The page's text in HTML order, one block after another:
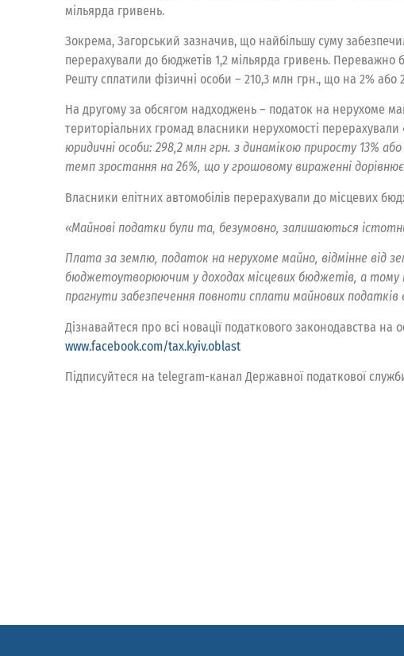
мільярда гривень.
Зокрема, Загорський зазначив, що найбільшу суму
перерахували до бюджетів 1,2 мільярда гривень. Переважно
Решту сплатили фізичні особи – 210,3 млн грн., що на 2%
На другому за обсягом надходжень – податок на нерухоме
територіальних громад власники нерухомості
юридичні особи: 298,2 млн грн. з динамікою приросту 13%
темп зростання на 26%, що у грошовому вираженні дорівнює
Власники елітних автомобілів перерахували до місцевих
«Майнові податки були та, безумовно, залишаються
Плата за землю, податок на нерухоме майно, відмінне від
бюджетоутворюючим у доходах місцевих бюджетів, а тому
прагнути забезпечення повноти сплати майнових
Дізнавайтеся про всі новації податкового законодавства на
www.facebook.com/tax.kyiv.oblast
Підписуйтеся на telegram-канал Державної податкової